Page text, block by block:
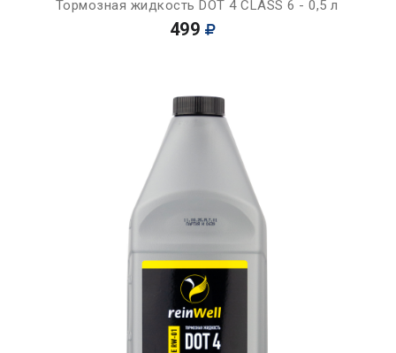
Тормозная жидкость DOT 4 CLASS 6 - 0,5 л
499